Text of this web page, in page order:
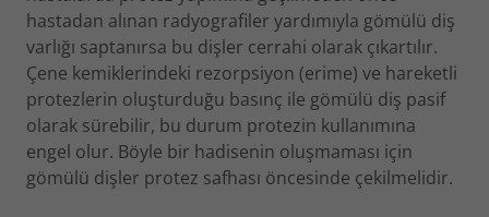
hastadan alınan radyografiler yardımıyla gömülü diş
varlığı saptanırsa bu dişler cerrahi olarak çıkartılır.
Çene kemiklerindeki rezorpsiyon (erime) ve hareketli
protezlerin oluşturduğu basınç ile gömülü diş pasif
olarak sürebilir, bu durum protezin kullanımına
engel olur. Böyle bir hadisenin oluşmaması için
gömülü dişler protez safhası öncesinde çekilmelidir.